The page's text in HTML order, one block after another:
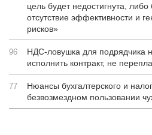
цель будет недостигнута,
отсутствие эффективности и
рисков»
96
НДС-ловушка для подрядчика
исполнить контракт, не
77
Нюансы бухгалтерского и
безвозмездном пользовании